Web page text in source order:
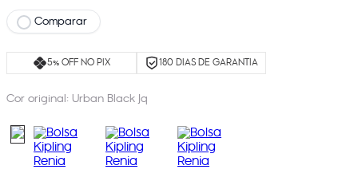
Comparar
5% OFF NO PIX 180 DIAS DE GARANTIA
Cor original: Urban Black Jq